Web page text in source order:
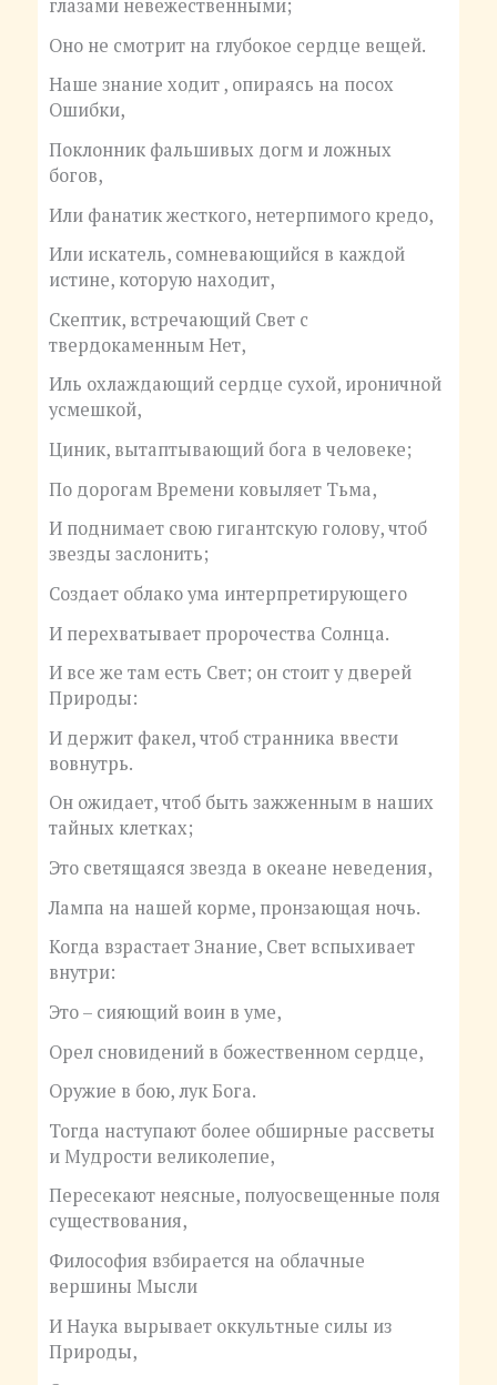
глазами невежественными;
Оно не смотрит на глубокое сердце вещей.
Наше знание ходит , опираясь на посох
Ошибки,
Поклонник фальшивых догм и ложных
богов,
Или фанатик жесткого, нетерпимого кредо,
Или искатель, сомневающийся в каждой
истине, которую находит,
Скептик, встречающий Свет с
твердокаменным Нет,
Иль охлаждающий сердце сухой, ироничной
усмешкой,
Циник, вытаптывающий бога в человеке;
По дорогам Времени ковыляет Тьма,
И поднимает свою гигантскую голову, чтоб
звезды заслонить;
Создает облако ума интерпретирующего
И перехватывает пророчества Солнца.
И все же там есть Свет; он стоит у дверей
Природы:
И держит факел, чтоб странника ввести
вовнутрь.
Он ожидает, чтоб быть зажженным в наших
тайных клетках;
Это светящаяся звезда в океане неведения,
Лампа на нашей корме, пронзающая ночь.
Когда взрастает Знание, Свет вспыхивает
внутри:
Это – сияющий воин в уме,
Орел сновидений в божественном сердце,
Оружие в бою, лук Бога.
Тогда наступают более обширные рассветы
и Мудрости великолепие,
Пересекают неясные, полуосвещенные поля
существования,
Философия взбирается на облачные
вершины Мысли
И Наука вырывает оккультные силы из
Природы,